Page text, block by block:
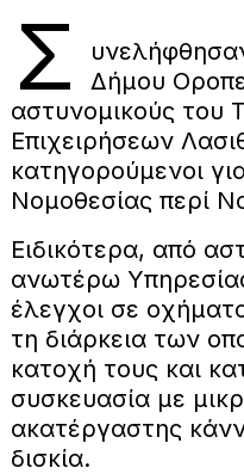
Σ
Δήμου
αστυνομικούς του
Επιχειρήσεων
κατηγορούμενοι
Νομοθεσίας περί
Ειδικότερα, από
ανωτέρω
έλεγχοι σε
τη διάρκεια των
κατοχή τους και
συσκευασία με
ακατέργαστης
δισκία.